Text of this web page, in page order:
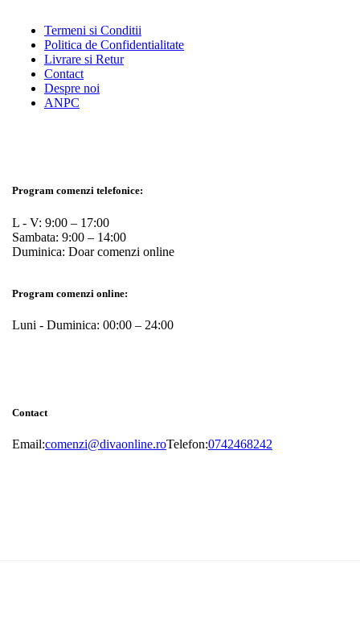
Termeni si Conditii
Politica de Confidentialitate
Livrare si Retur
Contact
Despre noi
ANPC
Program comenzi telefonice:
L - V: 9:00 – 17:00
Sambata: 9:00 – 14:00
Duminica: Doar comenzi online
Program comenzi online:
Luni - Duminica: 00:00 – 24:00
Contact
Email:comenzi@divaonline.roTelefon:0742468242